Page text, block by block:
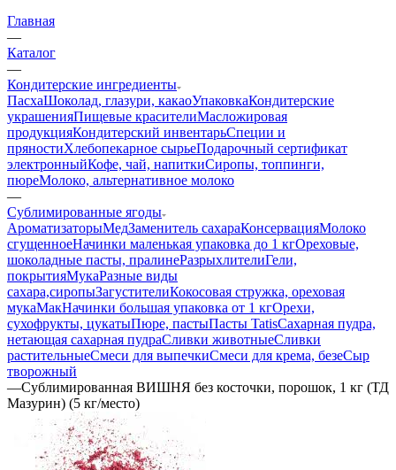
Главная
—
Каталог
—
Кондитерские ингредиенты
ПасхаШоколад, глазури, какаоУпаковкаКондитерские
украшенияПищевые красителиМасложировая
продукцияКондитерский инвентарьСпеции и
пряностиХлебопекарное сырьеПодарочный сертификат
электронныйКофе, чай, напиткиСиропы, топпинги,
пюреМолоко, альтернативное молоко
—
Сублимированные ягоды
АроматизаторыМедЗаменитель сахараКонсервацияМолоко
сгущенноеНачинки маленькая упаковка до 1 кгОреховые,
шоколадные пасты, пралинеРазрыхлителиГели,
покрытияМукаРазные виды
сахара,сиропыЗагустителиКокосовая стружка, ореховая
мукаМакНачинки большая упаковка от 1 кгОрехи,
сухофрукты, цукатыПюре, пастыПасты TatisСахарная пудра,
нетающая сахарная пудраСливки животныеСливки
растительныеСмеси для выпечкиСмеси для крема, безеСыр
творожный
—Сублимированная ВИШНЯ без косточки, порошок, 1 кг (ТД
Мазурин) (5 кг/место)